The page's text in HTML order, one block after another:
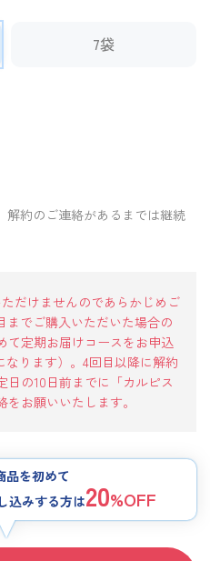
7袋
約のご連絡があるまでは継続
だけませんのであらかじめご
までご購入いただいた場合の
て定期お届けコースをお申込
なります）。4回目以降に解約
日の10日前までに「カルピス
お願いいたします。
品を初めて
込みする方は20%OFF